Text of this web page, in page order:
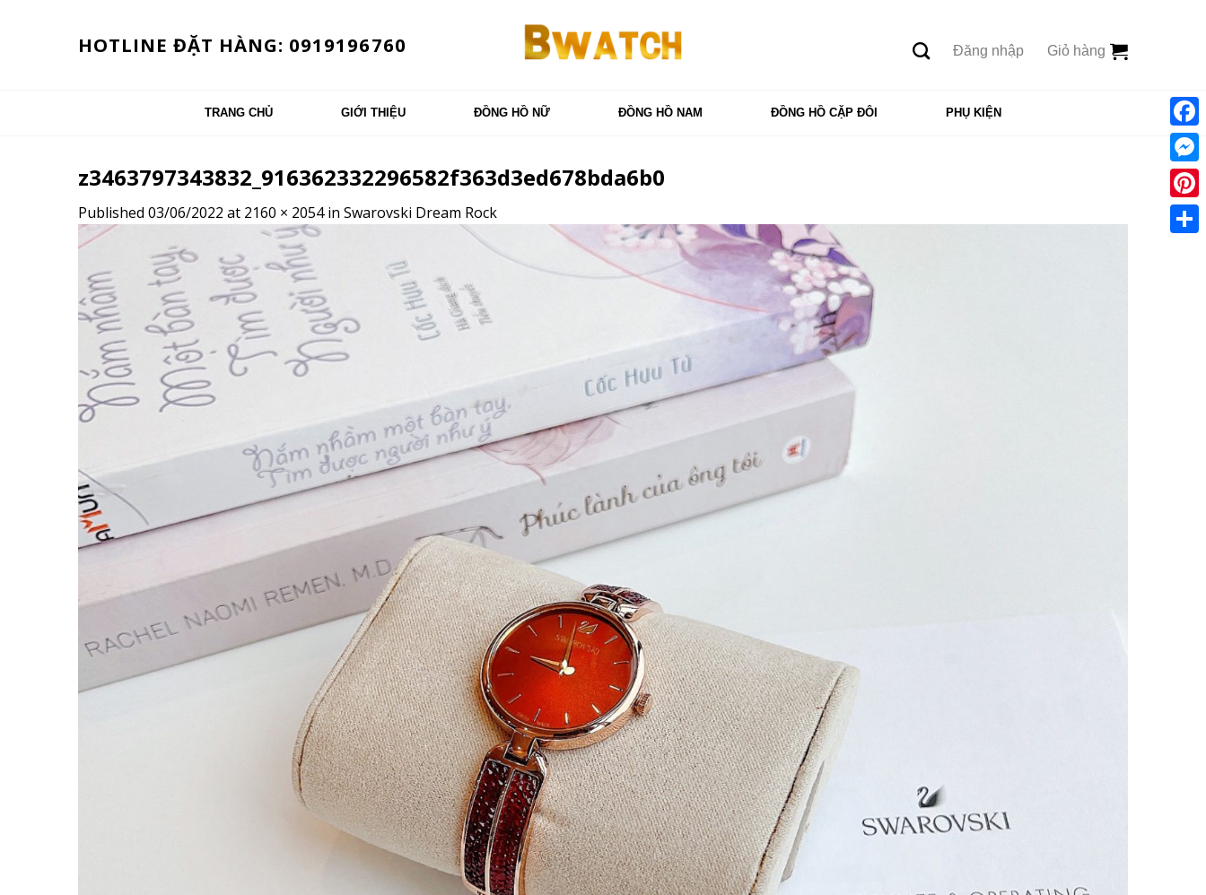
HOTLINE ĐẶT HÀNG: 0919196760 Đăng nhập Giỏ hàng
TRANG CHỦ GIỚI THIỆU ĐỒNG HỒ NỮ ĐỒNG HỒ NAM ĐỒNG HỒ CẶP ĐÔI PHỤ KIỆN
z3463797343832_916362332296582f363d3ed678bda6b0
Published 03/06/2022 at 2160 × 2054in Swarovski Dream Rock